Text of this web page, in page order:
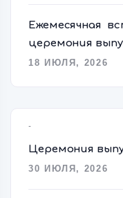
Ежемесячная
церемония
18 ИЮЛЯ, 2026
Церемония
30 ИЮЛЯ, 2026